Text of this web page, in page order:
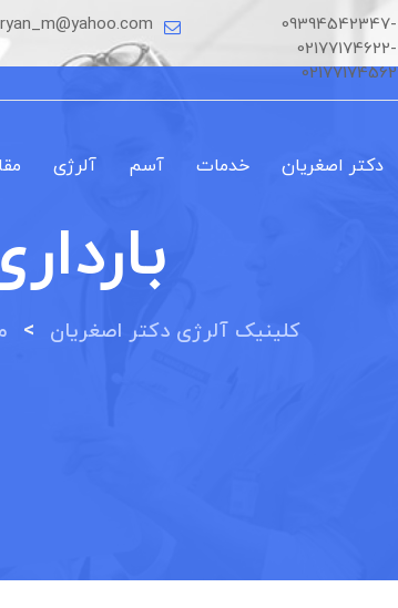
09394542347-
02177174622-
02177174562
دکتر اصغریان خدمات آسم آلرژی
کلینیک آلرژی دکتر اصغریان >